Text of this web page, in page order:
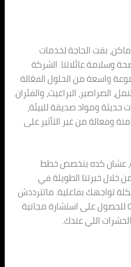
بقت الحاجة لخدمات
وسلامة عائلاتنا. الشركة
واسعة من الحلول الفعّالة
الصراصير، البراغيث، والفئران.
حديثة ومواد صديقة للبيئة،
وفعالة من غير التأثير على
عشان كده بنخصص خطط
خلال خبرتنا الطويلة في
تواجهك بفاعلية. ماتترددش
في الاتصال بينا على 01080892037 للحصول على استشارة مجانية
اللي عندك.